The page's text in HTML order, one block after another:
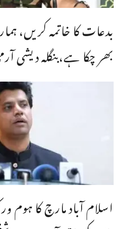
بدعات کا خاتمہ کریں،
بھر چکا ہے،بنگله
اسلام آباد مارچ کا